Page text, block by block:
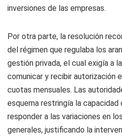
inversiones de las empresas.
Por otra parte, la resolución
del régimen que regulaba los
gestión privada, el cual exigía a
comunicar y recibir autorización
cuotas mensuales. Las
esquema restringía la capacidad
responder a las variaciones en
generales, justificando la